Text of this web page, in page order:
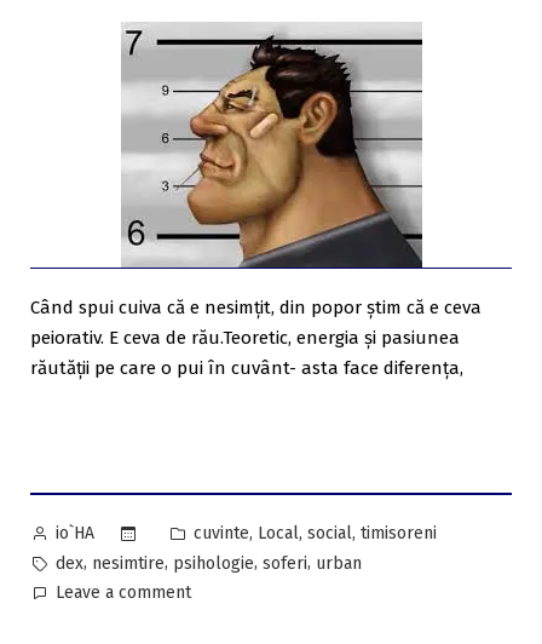
Când spui cuiva că e nesimțit, din popor știm că e ceva
peiorativ. E ceva de rău.Teoretic, energia și pasiunea
răutății pe care o pui în cuvânt- asta face diferența,
Posted
by
io`HA
Posted
in
cuvinte, Local, social, timisoreni
Tags:
dex, nesimtire, psihologie, soferi, urban
Leave a commenton